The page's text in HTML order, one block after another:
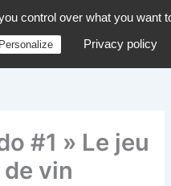
#1 » Le jeu
vin
control over what you want
Personalize Privacy policy